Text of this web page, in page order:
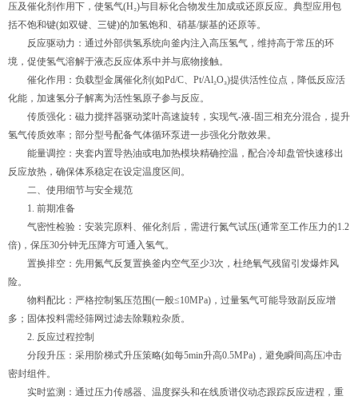
压及催化剂作用下，使氢气(H₂)与目标化合物发生加成或还原反应。典型应用包
括不饱和键(如双键、三键)的加氢饱和、硝基/羰基的还原等。
反应驱动力：通过外部供氢系统向釜内注入高压氢气，维持高于常压的环
境，促使氢气溶解于液态反应体系中并与底物接触。
催化作用：负载型金属催化剂(如Pd/C、Pt/Al₂O₃)提供活性位点，降低反应活
化能，加速氢分子解离为活性氢原子参与反应。
传质强化：磁力搅拌器驱动桨叶高速旋转，实现气-液-固三相充分混合，提升
氢气传质效率；部分型号配备气体循环泵进一步强化分散效果。
能量调控：夹套内置导热油或电加热模块精确控温，配合冷却盘管快速移出
反应放热，确保体系稳定在设定温度区间。
二、使用细节与安全规范
1. 前期准备
气密性检验：安装完原料、催化剂后，需进行氮气试压(通常至工作压力的1.2
倍)，保压30分钟无压降方可通入氢气。
置换排空：先用氮气反复置换釜内空气至少3次，杜绝氧气残留引发爆炸风
险。
物料配比：严格控制氢压范围(一般≤10MPa)，过量氢气可能导致副反应增
多；固体投料需经筛网过滤去除颗粒杂质。
2. 反应过程控制
分段升压：采用阶梯式升压策略(如每5min升高0.5MPa)，避免瞬间高压冲击
密封组件。
实时监测：通过压力传感器、温度探头和在线质谱仪动态跟踪反应进程，重